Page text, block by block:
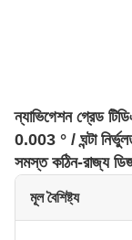
ন্যাভিগেশন গ্রেড
0.003 ° / ঘন্টা
সমস্ত কঠিন-রাজ্য
মূল বৈশিষ্ট্য